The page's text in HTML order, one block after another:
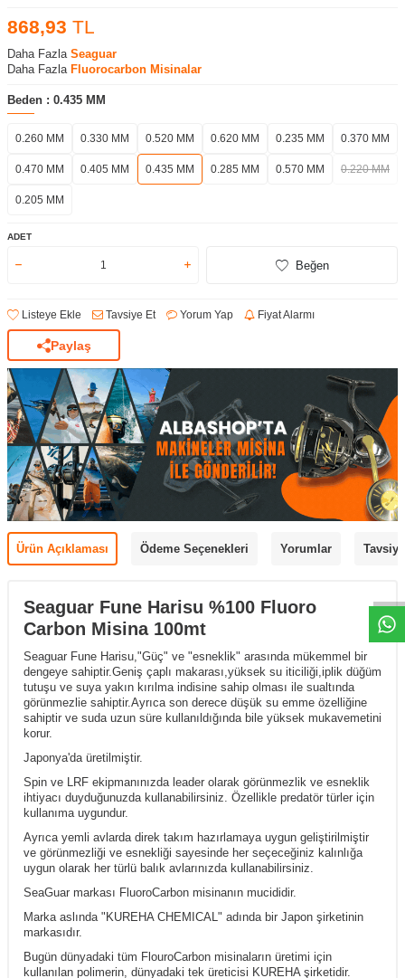
868,93 TL
Daha Fazla Seaguar
Daha Fazla Fluorocarbon Misinalar
Beden : 0.435 MM
0.260 MM 0.330 MM 0.520 MM 0.620 MM 0.235 MM 0.370 MM
0.470 MM 0.405 MM 0.435 MM 0.285 MM 0.570 MM 0.220 MM
0.205 MM
ADET
Beğen
Listeye Ekle Tavsiye Et Yorum Yap Fiyat Alarmı
Paylaş
Ürün Açıklaması Ödeme Seçenekleri Yorumlar
Seaguar Fune Harisu %100 Fluoro
Carbon Misina 100mt
Seaguar Fune Harisu,"Güç" ve "esneklik" arasında mükemmel bir
dengeye sahiptir.Geniş çaplı makarası,yüksek su iticiliği,iplik düğüm
tutuşu ve suya yakın kırılma indisine sahip olması ile sualtında
görünmezlie sahiptir.Ayrıca son derece düşük su emme özelliğine
sahiptir ve suda uzun süre kullanıldığında bile yüksek mukavemetini
korur.
Japonya'da üretilmiştir.
Spin ve LRF ekipmanınızda leader olarak görünmezlik ve esneklik
ihtiyacı duyduğunuzda kullanabilirsiniz. Özellikle predatör türler için
kullanıma uygundur.
Ayrıca yemli avlarda direk takım hazırlamaya uygun geliştirilmiştir
ve görünmezliği ve esnekliği sayesinde her seçeceğiniz kalınlığa
uygun olarak her türlü balık avlarınızda kullanabilirsiniz.
SeaGuar markası FluoroCarbon misinanın mucididir.
Marka aslında "KUREHA CHEMICAL" adında bir Japon şirketinin
markasıdır.
Bugün dünyadaki tüm FlouroCarbon misinaların üretimi için
kullanılan polimerin, dünyadaki tek üreticisi KUREHA şirketidir.